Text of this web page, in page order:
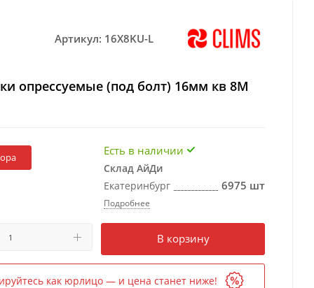
Артикул: 16X8KU-L
опрессуемые (под болт) 16мм кв 8М
Есть в наличии
Склад АйДи
Екатеринбург
6975 шт
Подробнее
В корзину
как юрлицо — и цена станет ниже!